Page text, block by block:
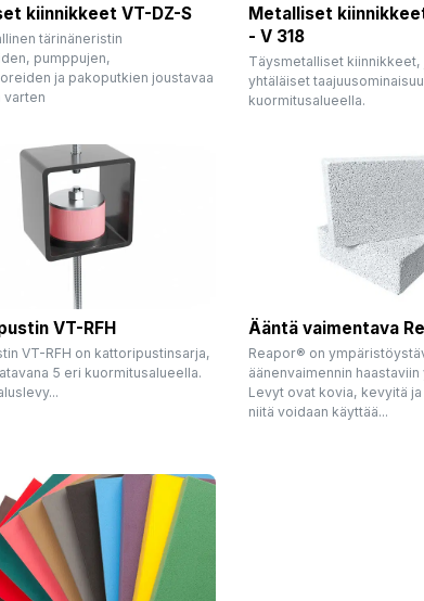
kiinnikkeet VT-DZ-S
tärinäneristin
pumppujen,
ja pakoputkien joustavaa
varten
Metalliset kiinnikkeet
- V 318
Täysmetalliset kiinnikkeet,
yhtäläiset
kuormitusalueella.
VT-RFH
VT-RFH on kattoripustinsarja,
5 eri kuormitusalueella.
Ääntä vaimentava
Reapor® on
äänenvaimennin
Levyt ovat kovia, kevyitä
niitä voidaan käyttää...